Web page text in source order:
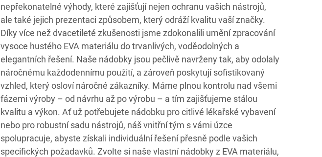
nepřekonatelné výhody, které zajišťují nejen ochranu vašich nástrojů,
ale také jejich prezentaci způsobem, který odráží kvalitu vaší značky.
Díky více než dvacetileté zkušenosti jsme zdokonalili umění zpracování
vysoce hustého EVA materiálu do trvanlivých, voděodolných a
elegantních řešení. Naše nádobky jsou pečlivě navrženy tak, aby odolaly
náročnému každodennímu použití, a zároveň poskytují sofistikovaný
vzhled, který osloví náročné zákazníky. Máme plnou kontrolu nad všemi
fázemi výroby – od návrhu až po výrobu – a tím zajišťujeme stálou
kvalitu a výkon. Ať už potřebujete nádobku pro citlivé lékařské vybavení
nebo pro robustní sadu nástrojů, náš vnitřní tým s vámi úzce
spolupracuje, abyste získali individuální řešení přesně podle vašich
specifických požadavků. Zvolte si naše vlastní nádobky z EVA materiálu,